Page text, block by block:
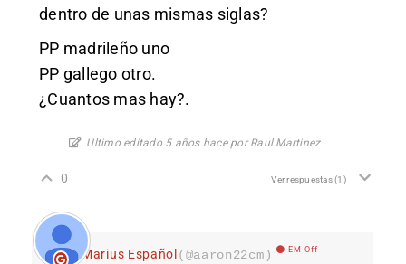
dentro de unas mismas siglas?
PP madrileño uno
PP gallego otro.
¿Cuantos mas hay?.
Último editado 5 años hace por Raul Martinez
0 Ver respuestas(1)
Marius Español (@aaron22cm) EM Off